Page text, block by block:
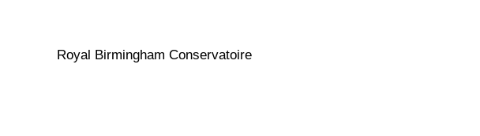
Royal Birmingham Conservatoire